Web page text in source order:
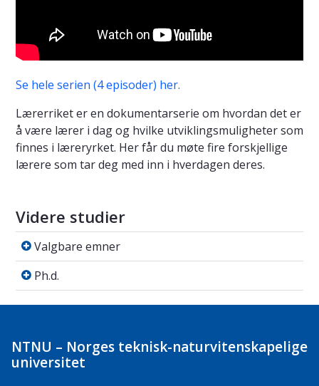
Se hele serien (4 episoder) her.
Lærerriket er en dokumentarserie om hvordan det er
å være lærer i dag og hvilke utviklingsmuligheter som
finnes i læreryrket. Her får du møte fire forskjellige
lærere som tar deg med inn i hverdagen deres.
Videre studier
Valgbare emner
Valgbare emner
Ph.d.Ph.d.
NTNU – Norges teknisk-naturvitenskapelige
universitet